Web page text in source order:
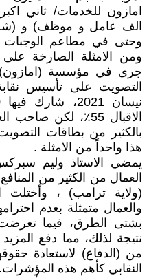
الف عامل و موظف) و
وحتى في مطاعم الوجبات
ومن الامثلة الصارخة على
جرى في مؤسسة (امازون)
الاقبال 55٪، لكن
بالكثير من بطاقات
هذا واحداً من الامثلة .
يمضي الاستاذ وليم
العمال من الكثير من
(ولاية ترامب) ، وأختلت
والعمال متمثلة بعدم
بشتى الطرق، فيما تعرضت
نتيجة لذلك، مما دفع
من (الدفاع) لاستعادة
النقابي كأهم هذه المؤشرات.